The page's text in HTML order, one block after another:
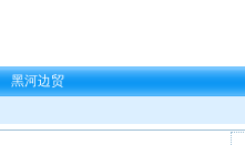
黑河边贸